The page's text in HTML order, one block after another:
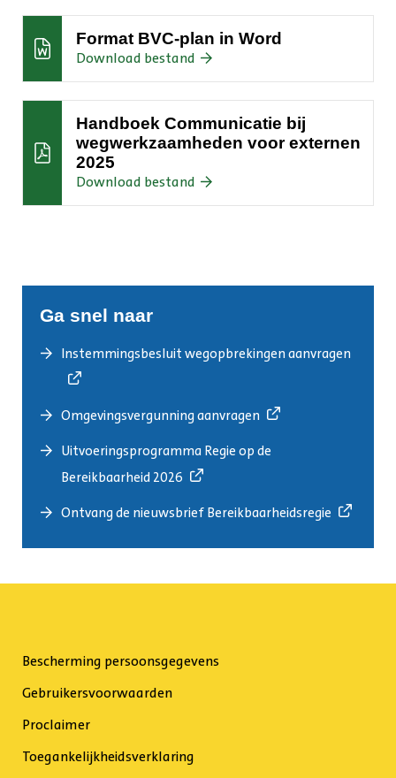
plan
Pdf
Format BVC-plan in Word
Download bestand :Format
plan
Word
Handboek Communicatie bij
wegwerkzaamheden voor externen
2025
Download bestand :Handboek
Ga snel naar
Instemmingsbesluit wegopbrekingen aanvragen
Omgevingsvergunning aanvragen
Uitvoeringsprogramma Regie op de
Bereikbaarheid 2026
Ontvang de nieuwsbrief Bereikbaarheidsregie
Bescherming persoonsgegevens
Gebruikersvoorwaarden
Proclaimer
Toegankelijkheidsverklaring